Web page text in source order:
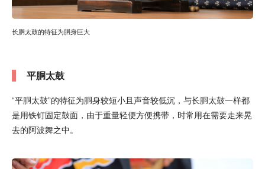
长胴太鼓的特征为胴身巨大
平胴太鼓
“平胴太鼓”的特征为胴身较短小且声音较低沉，与长胴太鼓一样都
是用铁钉固定鼓面，由于重量轻便方便携带，时常用在需要走来晃
去的阿波舞之中。